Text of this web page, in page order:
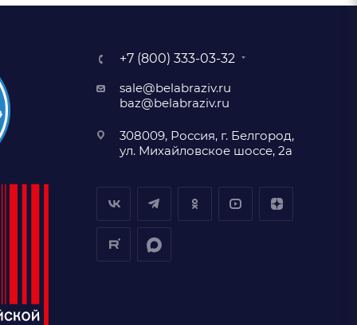
+7 (800) 333-03-32
sale@belabraziv.ru
baz@belabraziv.ru
308009, Россия, г. Белгород,
ул. Михайловское шоссе, 2а